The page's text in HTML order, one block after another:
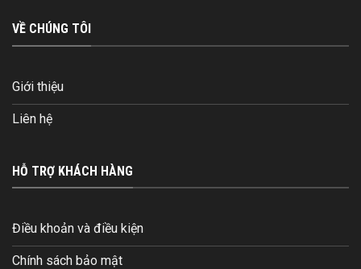
VỀ CHÚNG TÔI
Giới thiệu
Liên hệ
HỖ TRỢ KHÁCH HÀNG
Điều khoản và điều kiện
Chính sách bảo mật